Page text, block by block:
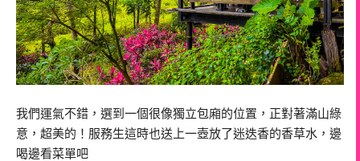
我們運氣不錯，選到一個很像獨立包廂的位置，正對著滿山綠
意，超美的！服務生這時也送上一壺放了迷迭香的香草水，邊
喝邊看菜單吧